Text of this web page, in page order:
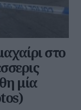
στο
μία